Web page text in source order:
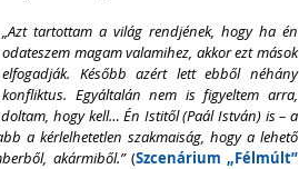
„Azt tartottam a világ rendjének, hogy ha én
odateszem magam valamihez, akkor ezt mások
elfogadják. Később azért lett ebből néhány
konfliktus. Egyáltalán nem is figyeltem arra,
hogy kell… Én Istitől (Paál István) is – a
a kérlelhetetlen szakmaiság, hogy a lehető
akármiből.” (Szcenárium „Félmúlt”